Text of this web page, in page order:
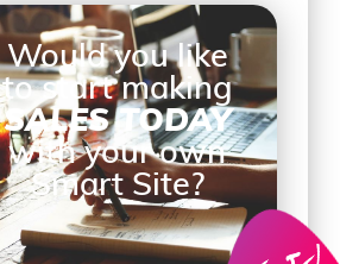
Would you like
to start making
SALES TODAY
with your own
Smart Site?